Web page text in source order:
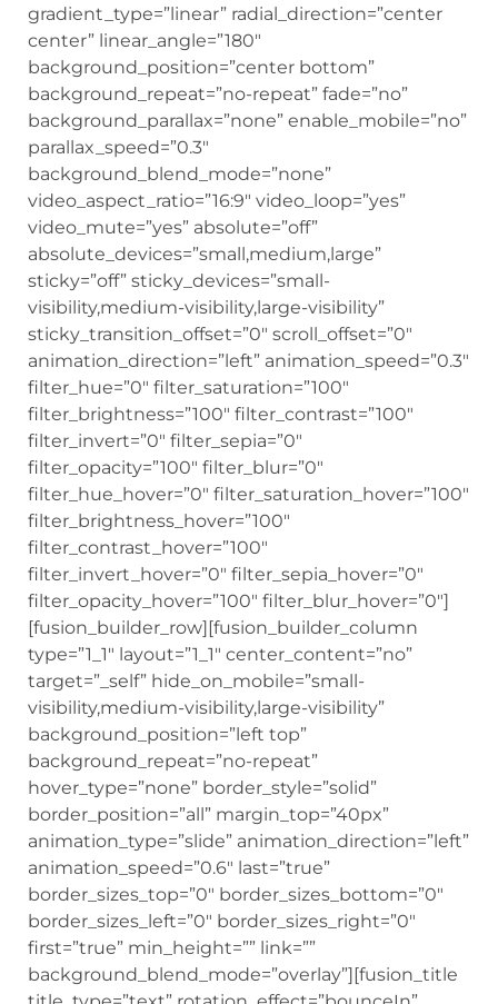
center” linear_angle=”180″
background_position=”center bottom”
background_repeat=”no-repeat” fade=”no”
background_parallax=”none” enable_mobile=”no”
parallax_speed=”0.3″
background_blend_mode=”none”
video_aspect_ratio=”16:9″ video_loop=”yes”
video_mute=”yes” absolute=”off”
absolute_devices=”small,medium,large”
sticky=”off” sticky_devices=”small-
visibility,medium-visibility,large-visibility”
sticky_transition_offset=”0″ scroll_offset=”0″
animation_direction=”left” animation_speed=”0.3″
filter_hue=”0″ filter_saturation=”100″
filter_brightness=”100″ filter_contrast=”100″
filter_invert=”0″ filter_sepia=”0″
filter_opacity=”100″ filter_blur=”0″
filter_hue_hover=”0″ filter_saturation_hover=”100″
filter_brightness_hover=”100″
filter_contrast_hover=”100″
filter_invert_hover=”0″ filter_sepia_hover=”0″
filter_opacity_hover=”100″ filter_blur_hover=”0″]
[fusion_builder_row][fusion_builder_column
type=”1_1″ layout=”1_1″ center_content=”no”
target=”_self” hide_on_mobile=”small-
visibility,medium-visibility,large-visibility”
background_position=”left top”
background_repeat=”no-repeat”
hover_type=”none” border_style=”solid”
border_position=”all” margin_top=”40px”
animation_type=”slide” animation_direction=”left”
animation_speed=”0.6″ last=”true”
border_sizes_top=”0″ border_sizes_bottom=”0″
border_sizes_left=”0″ border_sizes_right=”0″
first=”true” min_height=”” link=””
background_blend_mode=”overlay”][fusion_title
title_type=”text” rotation_effect=”bounceIn”
display_time=”1200″ highlight_effect=”circle”